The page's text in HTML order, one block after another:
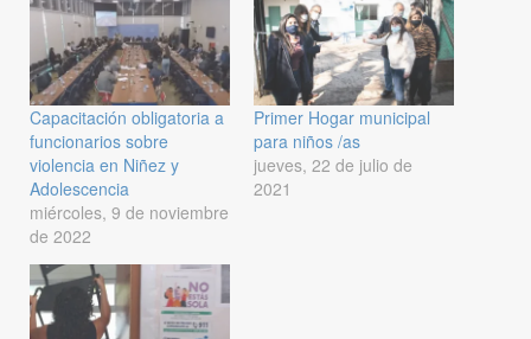
Capacitación obligatoria a
funcionarios sobre
violencia en Niñez y
Adolescencia
miércoles, 9 de noviembre
de 2022
Primer Hogar municipal
para niños /as
jueves, 22 de julio de
2021